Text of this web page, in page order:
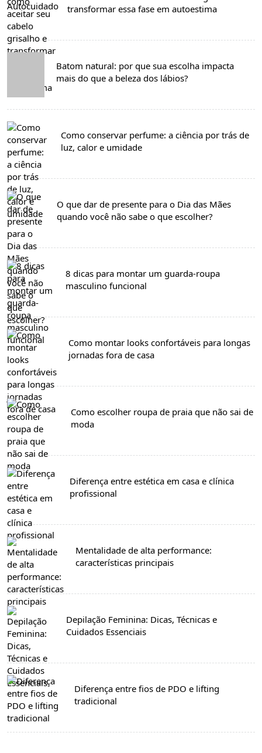
transformar essa fase em autoestima
Batom natural: por que sua escolha impacta
mais do que a beleza dos lábios?
Como conservar perfume: a ciência por trás de
luz, calor e umidade
O que dar de presente para o Dia das Mães
quando você não sabe o que escolher?
8 dicas para montar um guarda-roupa
masculino funcional
Como montar looks confortáveis para longas
jornadas fora de casa
Como escolher roupa de praia que não sai de
moda
Diferença entre estética em casa e clínica
profissional
Mentalidade de alta performance:
características principais
Depilação Feminina: Dicas, Técnicas e
Cuidados Essenciais
Diferença entre fios de PDO e lifting
tradicional